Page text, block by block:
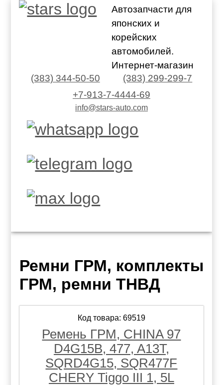
Автозапчасти для
японских и
корейских
автомобилей.
Интернет-магазин
(383) 344-50-50
(383) 299-299-7
+7-913-7-4444-69
info@stars-auto.com
Ремни ГРМ, комплекты
ГРМ, ремни ТНВД
Код товара: 69519
Ремень ГРМ, CHINA 97
D4G15B, 477, A13T,
SQRD4G15, SQR477F
CHERY Tiggo III 1, 5L